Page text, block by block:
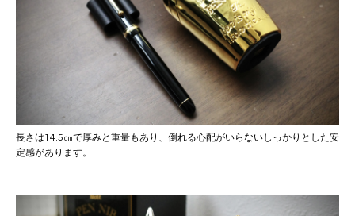
長さは14.5㎝で厚みと重量もあり、倒れる心配がいらないしっかりとした安
定感があります。